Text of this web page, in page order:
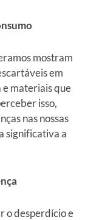
mostram
em
e materiais que
isso,
nas nossas
significativa a
o desperdício e